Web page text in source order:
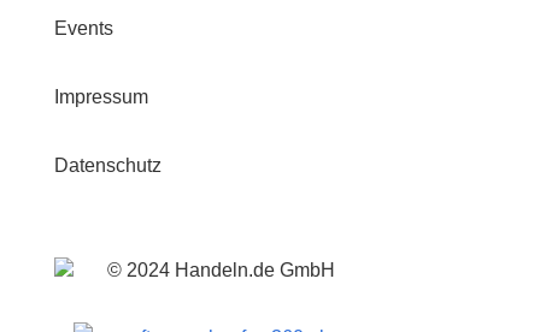
Events
Impressum
Datenschutz
© 2024 Handeln.de GmbH